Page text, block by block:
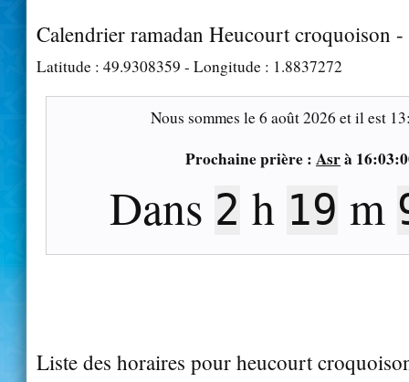
Calendrier ramadan Heucourt croquoison
Latitude : 49.9308359 - Longitude : 1.8837272
Nous sommes le6 août 2026 et il est
Prochaine prière : Asrà
Dans 2 h 19 m
Liste des horaires pour heucourt